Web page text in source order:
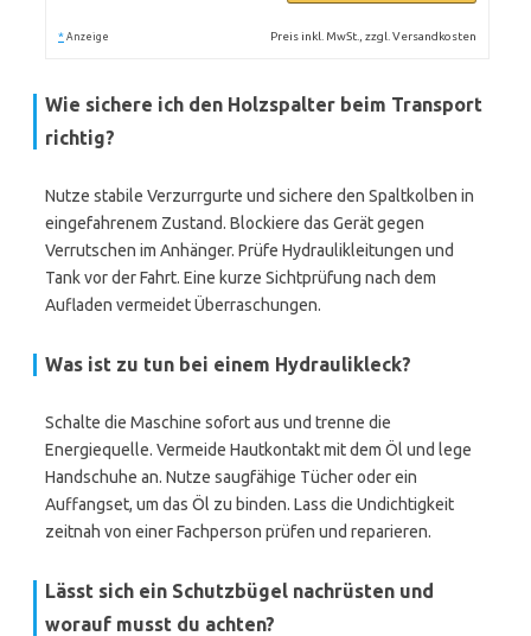
* Anzeige Preis inkl. MwSt., zzgl. Versandkosten
Wie sichere ich den Holzspalter beim Transport
richtig?
Nutze stabile Verzurrgurte und sichere den Spaltkolben in
eingefahrenem Zustand. Blockiere das Gerät gegen
Verrutschen im Anhänger. Prüfe Hydraulikleitungen und
Tank vor der Fahrt. Eine kurze Sichtprüfung nach dem
Aufladen vermeidet Überraschungen.
Was ist zu tun bei einem Hydraulikleck?
Schalte die Maschine sofort aus und trenne die
Energiequelle. Vermeide Hautkontakt mit dem Öl und lege
Handschuhe an. Nutze saugfähige Tücher oder ein
Auffangset, um das Öl zu binden. Lass die Undichtigkeit
zeitnah von einer Fachperson prüfen und reparieren.
Lässt sich ein Schutzbügel nachrüsten und
worauf musst du achten?